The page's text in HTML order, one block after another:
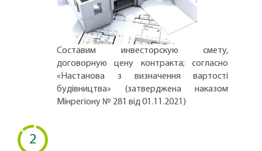
Составим инвесторскую смету,
договорную цену контракта; согласно
«Настанова з визначення вартості
будівництва» (затверджена наказом
Мінрегіону № 281 від 01.11.2021)
2